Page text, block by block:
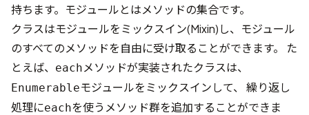
持ちます。モジュールとはメソッドの集合です。
クラスはモジュールをミックスイン(Mixin)し、モジュール
のすべてのメソッドを自由に受け取ることができます。 た
とえば、
each メソッドが実装されたクラスは、
Enumerableモジュールをミックスインして、 繰り返し
処理にeachを使うメソッド群を追加することができま